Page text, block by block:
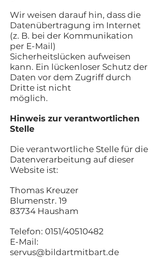
Wir weisen darauf hin, dass die
Datenübertragung im Internet
(z. B. bei der Kommunikation
per E-Mail)
Sicherheitslücken aufweisen
kann. Ein lückenloser Schutz der
Daten vor dem Zugriff durch
Dritte ist nicht
möglich.
Hinweis zur verantwortlichen
Stelle
Die verantwortliche Stelle für die
Datenverarbeitung auf dieser
Website ist:
Thomas Kreuzer
Blumenstr. 19
83734 Hausham
Telefon: 0151/40510482
E-Mail:
servus@bildartmitbart.de